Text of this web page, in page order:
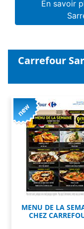
En savoir
Carrefour
MENU DE LA
CHEZ